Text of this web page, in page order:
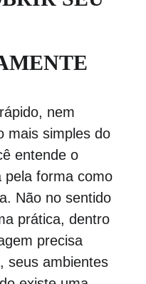
nem
mais simples do
entende o
pela forma como
Não no sentido
prática, dentro
precisa
seus ambientes